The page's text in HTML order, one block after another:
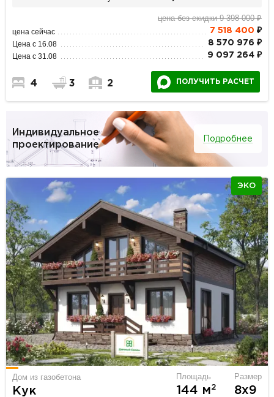
цена без скидки 9 398 000 ₽
цена сейчас 7 518 400 ₽
Цена с 16.08 8 570 976 ₽
Цена с 31.08 9 097 264 ₽
4 3 2 ПОЛУЧИТЬ РАСЧЕТ
Индивидуальное
проектирование
Подробнее
ЭКО
Дом из газобетона
Кук
Площадь
144 м2
Размер
8х9